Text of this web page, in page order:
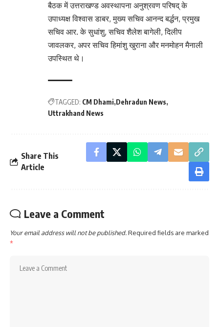
बैठक में उत्तराखण्ड अवस्थापना अनुश्रवण परिषद् के
उपाध्यक्ष विश्वास डाबर, मुख्य सचिव आनन्द बर्द्धन, प्रमुख
सचिव आर. के सुधांशु, सचिव शैलेश बागेली, दिलीप
जावलकर, अपर सचिव हिमांशु खुराना और मनमोहन मैनाली
उपस्थित थे।
TAGGED: CM Dhami Dehradun News
Uttrakhand News
Share This
Article
Leave a Comment
Your email address will not be published.Required fields are marked
*